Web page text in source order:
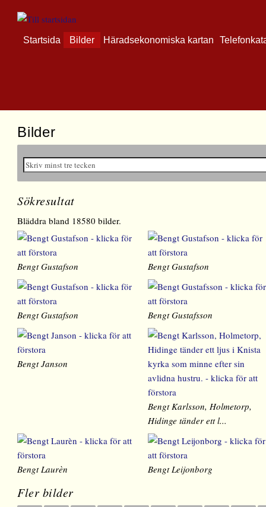
Startsida Bilder Häradsekonomiska kartan
Bilder
Sökresultat
Bläddra bland 18580 bilder.
Bengt Gustafson Bengt Gustafson
Bengt Gustafson Bengt Gustafsson
Bengt Janson
Bengt Karlsson, Holmetorp,
Hidinge tänder ett l...
Bengt Laurèn Bengt Leijonborg
Fler bilder